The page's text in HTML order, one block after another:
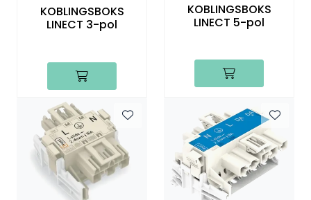
KOBLINGSBOKS
LINECT 3-pol
KOBLINGSBOKS
LINECT 5-pol
Utendørs
Lyskilder
Arbeidslampe
EPD
Sluttsalg